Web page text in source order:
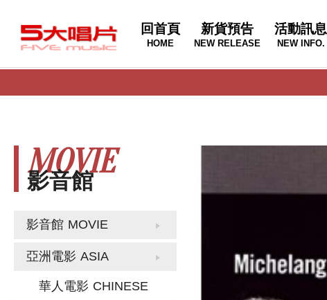
回首頁
HOME
新貨預告
NEW RELEASE
活動訊息
NEW INFO.
影音館
MOVIE
影音館 MOVIE
亞洲電影 ASIA
華人電影 CHINESE